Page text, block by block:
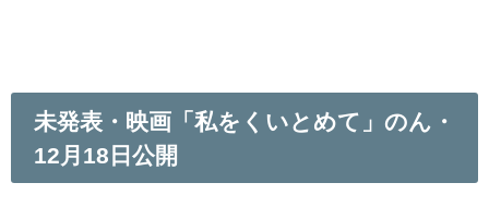
未発表・映画「私をくいとめて」のん・
12月18日公開